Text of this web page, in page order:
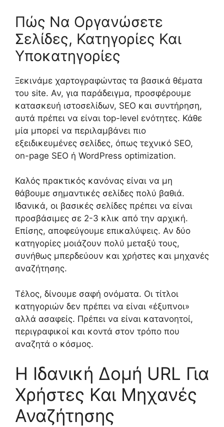
Πώς Να Οργανώσετε
Σελίδες, Κατηγορίες Και
Υποκατηγορίες
Ξεκινάμε χαρτογραφώντας τα βασικά θέματα
του site. Αν, για παράδειγμα, προσφέρουμε
κατασκευή ιστοσελίδων, SEO και συντήρηση,
αυτά πρέπει να είναι top-level ενότητες. Κάθε
μία μπορεί να περιλαμβάνει πιο
εξειδικευμένες σελίδες, όπως τεχνικό SEO,
on-page SEO ή WordPress optimization.
Καλός πρακτικός κανόνας είναι να μη
θάβουμε σημαντικές σελίδες πολύ βαθιά.
Ιδανικά, οι βασικές σελίδες πρέπει να είναι
προσβάσιμες σε 2-3 κλικ από την αρχική.
Επίσης, αποφεύγουμε επικαλύψεις. Αν δύο
κατηγορίες μοιάζουν πολύ μεταξύ τους,
συνήθως μπερδεύουν και χρήστες και μηχανές
αναζήτησης.
Τέλος, δίνουμε σαφή ονόματα. Οι τίτλοι
κατηγοριών δεν πρέπει να είναι «έξυπνοι»
αλλά ασαφείς. Πρέπει να είναι κατανοητοί,
περιγραφικοί και κοντά στον τρόπο που
αναζητά ο κόσμος.
Η Ιδανική Δομή URL Για
Χρήστες Και Μηχανές
Αναζήτησης